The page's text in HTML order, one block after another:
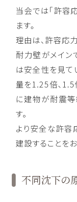
当会では「許容
ます。
理由は、許容応
耐力壁がメイン
は安全性を見て
量を1.25倍、1.5
に建物が耐震等
す。
より安全な許容
建設することを
不同沈下の